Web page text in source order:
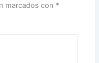
marcados con *